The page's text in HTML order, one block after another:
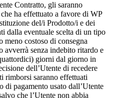
Contratto, gli saranno
ha effettuato a favore di WP
del/i Prodotto/i e dei
dalla eventuale scelta di un tipo
meno costoso di consegna
avverrà senza indebito ritardo e
giorni dal giorno in
dell’Utente di recedere
rimborsi saranno effettuati
di pagamento usato dall’Utente
che l’Utente non abbia